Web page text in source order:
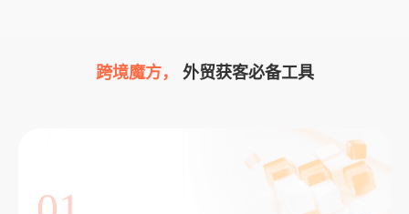
跨境魔方， 外贸获客必备工具